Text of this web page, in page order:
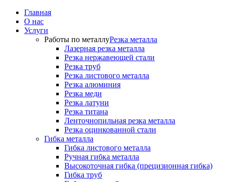
Главная
О нас
Услуги
Работы по металлуРезка металла
Лазерная резка металла
Резка нержавеющей стали
Резка труб
Резка листового металла
Резка алюминия
Резка меди
Резка латуни
Резка титана
Ленточнопильная резка металла
Резка оцинкованной стали
Гибка металла
Гибка листового металла
Ручная гибка металла
Высокоточная гибка (прецизионная гибка)
Гибка труб